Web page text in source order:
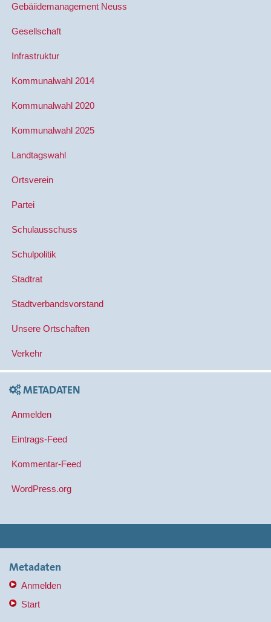
Gebäiidemanagement Neuss
Gesellschaft
Infrastruktur
Kommunalwahl 2014
Kommunalwahl 2020
Kommunalwahl 2025
Landtagswahl
Ortsverein
Partei
Schulausschuss
Schulpolitik
Stadtrat
Stadtverbandsvorstand
Unsere Ortschaften
Verkehr
METADATEN
Anmelden
Eintrags-Feed
Kommentar-Feed
WordPress.org
Metadaten
Anmelden
Start